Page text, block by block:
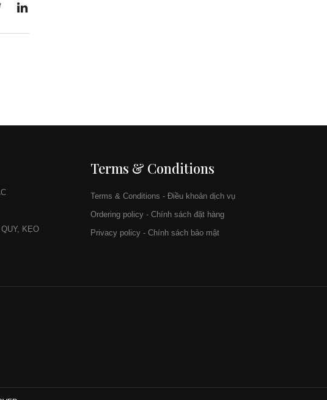
KẸO
Terms & Conditions
Terms & Conditions - Điều khoản dịch vụ
Ordering policy - Chính sách đặt hàng
Privacy policy - Chính sách bảo mật